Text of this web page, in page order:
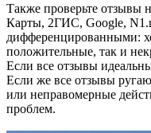
Также проверьте отзывы
Карты, 2ГИС, Google,
дифференцированными:
положительные, так и
Если все отзывы
Если же все отзывы
или неправомерные
проблем.